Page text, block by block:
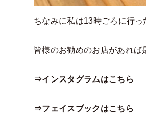
ちなみに私は13時ごろに行
皆様のお勧めのお店があれ
⇒インスタグラムはこちら
⇒フェイスブックはこちら